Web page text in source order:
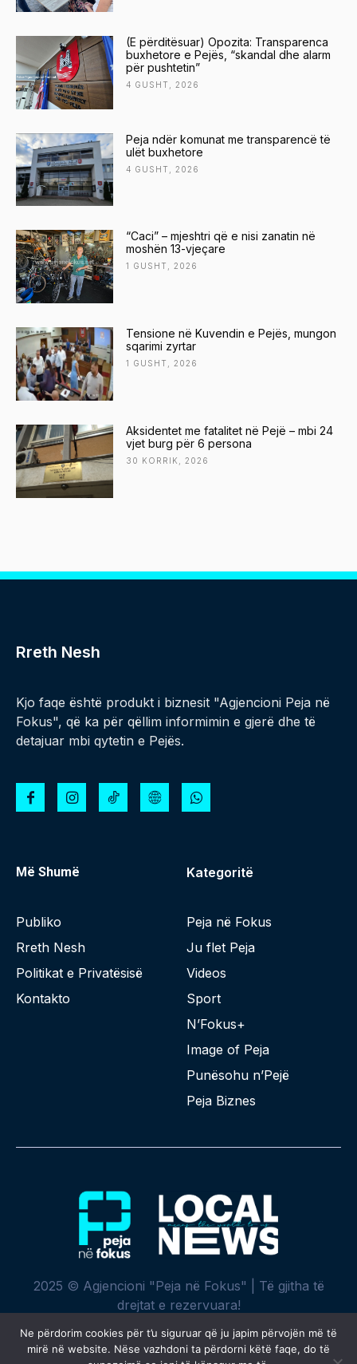
(E përditësuar) Opozita: Transparenca
buxhetore e Pejës, “skandal dhe alarm
për pushtetin”
4 GUSHT, 2026
Peja ndër komunat me transparencë të
ulët buxhetore
4 GUSHT, 2026
“Caci” – mjeshtri që e nisi zanatin në
moshën 13-vjeçare
1 GUSHT, 2026
Tensione në Kuvendin e Pejës, mungon
sqarimi zyrtar
1 GUSHT, 2026
Aksidentet me fatalitet në Pejë – mbi 24
vjet burg për 6 persona
30 KORRIK, 2026
Rreth Nesh
Kjo faqe është produkt i biznesit "Agjencioni Peja në
Fokus", që ka për qëllim informimin e gjerë dhe të
detajuar mbi qytetin e Pejës.
Më Shumë
Publiko
Rreth Nesh
Politikat e Privatësisë
Kontakto
Kategoritë
Peja në Fokus
Ju flet Peja
Videos
Sport
N’Fokus+
Image of Peja
Punësohu n’Pejë
Peja Biznes
2025 © Agjencioni "Peja në Fokus" | Të gjitha të
drejtat e rezervuara!
Ne përdorim cookies për t’u siguruar që ju japim përvojën më të
mirë në website. Nëse vazhdoni ta përdorni këtë faqe, do të